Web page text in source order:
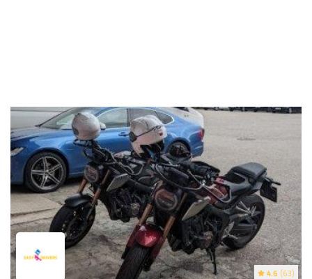
4.6 (63)